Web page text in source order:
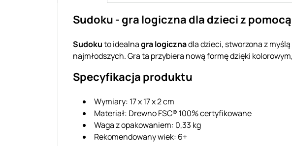
Sudoku - gra logiczna dla dzieci z
Sudokuto idealnagra logicznadla dzieci, stworzona z
najmłodszych. Gra ta przybiera nową formę dzięki
Specyfikacja produktu
Wymiary: 17 x 17 x 2 cm
Materiał: Drewno FSC® 100% certyfikowane
Waga z opakowaniem: 0,33 kg
Rekomendowany wiek: 6+